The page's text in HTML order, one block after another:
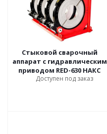
Стыковой сварочный
аппарат с гидравлическим
приводом RED-630 НАКС
Доступен под заказ